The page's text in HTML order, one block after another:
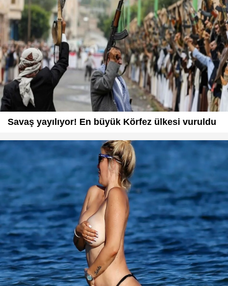
Savaş yayılıyor! En büyük Körfez ülkesi vuruldu